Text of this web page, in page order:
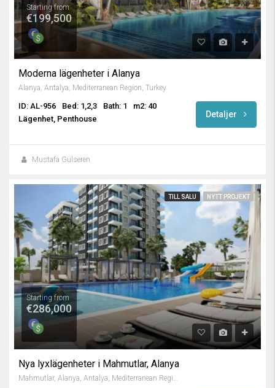
Starting from
€199,500
Moderna lägenheter i Alanya
Alanya, Antalya, Mediterranean Region, Turkey
ID: AL-956 Bed: 1,2,3 Bath: 1
m2: 40
Lägenhet, Penthouse
Detaljer
Mustafa Gülseren
TILL SALU NYTT PROJEKT
Starting from
€286,000
Nya lyxlägenheter i Mahmutlar, Alanya
Mahmutlar, Alanya, Antalya, Mediterranean Region, 3263, Turkey